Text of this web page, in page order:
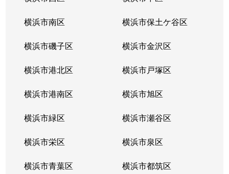
横浜市南区 横浜市保土ケ谷区
横浜市磯子区 横浜市金沢区
横浜市港北区 横浜市戸塚区
横浜市港南区 横浜市旭区
横浜市緑区 横浜市瀬谷区
横浜市栄区 横浜市泉区
横浜市青葉区 横浜市都筑区